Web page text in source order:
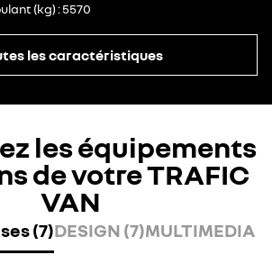
(kg) 5570
les caractéristiques
les équipements
de votre TRAFIC
VAN
(7)DESIGN (7)MULTIMEDIA